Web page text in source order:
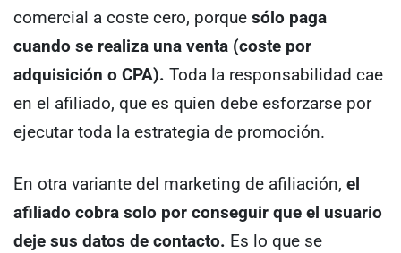
comercial a coste cero, porque sólo paga
cuando se realiza una venta (coste por
adquisición o CPA). Toda la responsabilidad cae
en el afiliado, que es quien debe esforzarse por
ejecutar toda la estrategia de promoción.
En otra variante del marketing de afiliación, el
afiliado cobra solo por conseguir que el usuario
deje sus datos de contacto. Es lo que se